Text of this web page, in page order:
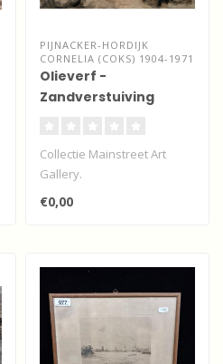
PIJNACKER-HORDIJK
CORNELIA (COKS) 1904-1971
Olieverf -
Zandverstuiving
Collectie Mainstreet Art
Gallery.
Expressionistisch
olieverfwerk gesigneerd.
€0,00